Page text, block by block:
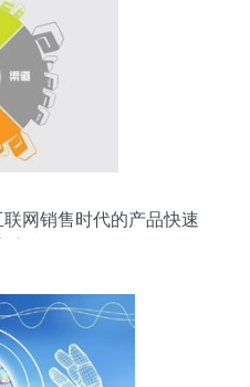
网销售时代的产品快速